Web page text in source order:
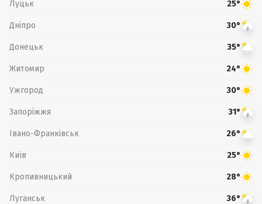
Луцьк 25°
Дніпро 30°
Донецьк 35°
Житомир 24°
Ужгород 30°
Запоріжжя 31°
Івано-Франківськ 26°
Київ 25°
Кропивницький 28°
Луганськ 36°